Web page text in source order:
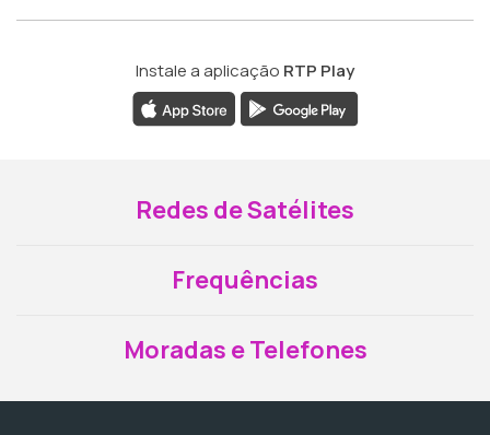
Instale a aplicação RTP Play
Redes de Satélites
Frequências
Moradas e Telefones